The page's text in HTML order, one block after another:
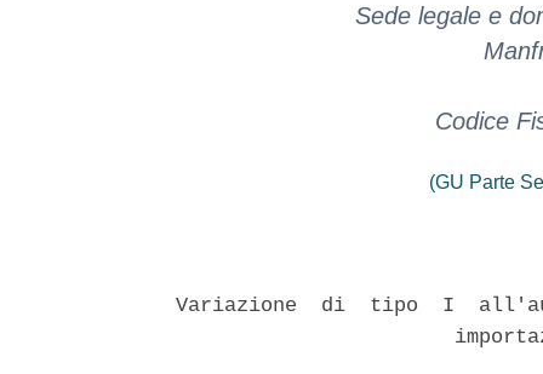
Sede legale e
Codice
(GU Parte
Variazione  di  tipo  I